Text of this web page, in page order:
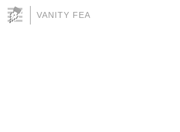
VANITY FEA